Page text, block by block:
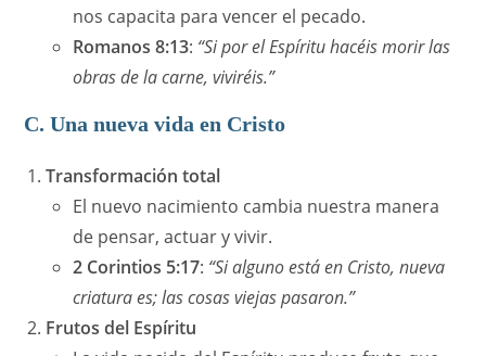
nos capacita para vencer el pecado.
Romanos 8:13: “Si por el Espíritu hacéis morir las
obras de la carne, viviréis.”
C. Una nueva vida en Cristo
Transformación total
El nuevo nacimiento cambia nuestra manera
de pensar, actuar y vivir.
2 Corintios 5:17: “Si alguno está en Cristo, nueva
criatura es; las cosas viejas pasaron.”
Frutos del Espíritu